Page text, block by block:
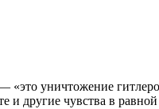
«это уничтожение
и другие чувства в равной